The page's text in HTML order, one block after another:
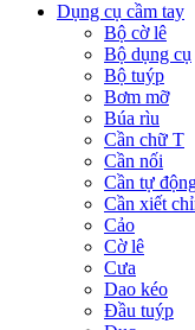
Dụng cụ cầm tay
Bộ cờ lê
Bộ dụng cụ
Bộ tuýp
Bơm mỡ
Búa rìu
Cần chữ T
Cần nối
Cần tự
Cần xiết
Cảo
Cờ lê
Cưa
Dao kéo
Đầu tuýp